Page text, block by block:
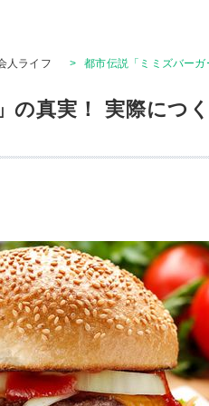
人ライフ > 都市伝説「ミミズバー
の真実！ 実際につ